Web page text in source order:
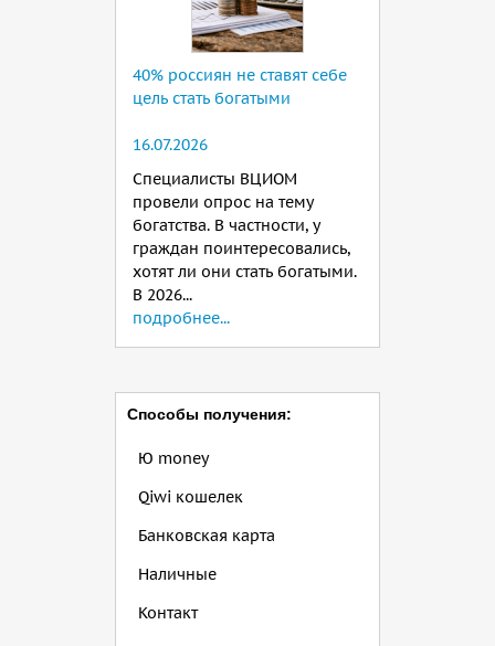
40% россиян не ставят себе
цель стать богатыми
16.07.2026
Специалисты ВЦИОМ
провели опрос на тему
богатства. В частности, у
граждан поинтересовались,
хотят ли они стать богатыми.
В 2026...
подробнее...
Способы получения:
Ю money
Qiwi кошелек
Банковская карта
Наличные
Контакт